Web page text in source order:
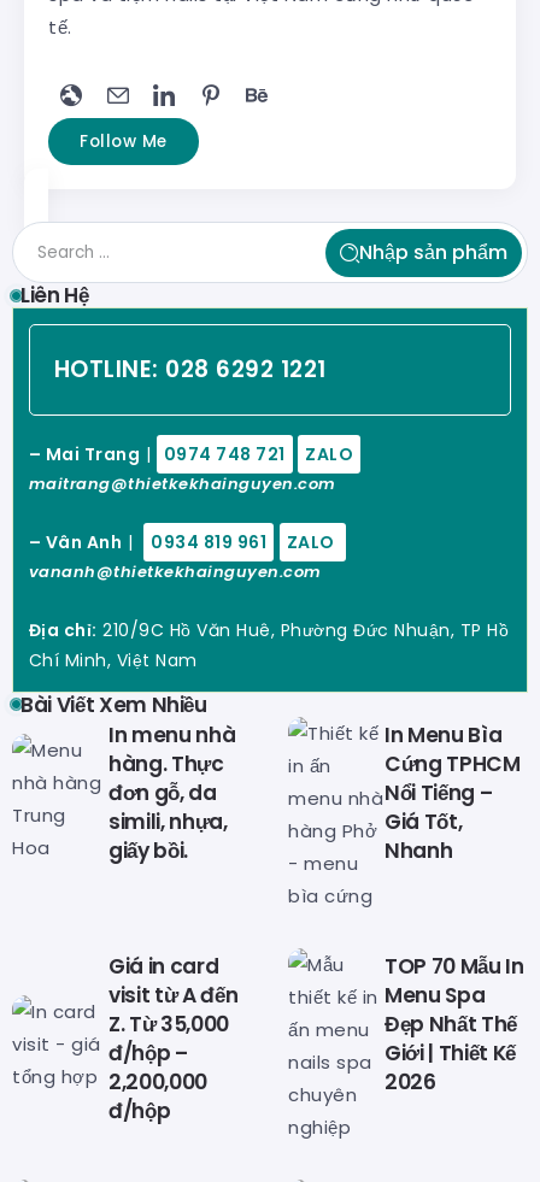
tế.
Follow Me
Nhập sản phẩm
Liên Hệ
HOTLINE: 028 6292 1221
– Mai Trang | 0974 748 721 ZALO
maitrang@thietkekhainguyen.com
– Vân Anh | 0934 819 961 ZALO
vananh@thietkekhainguyen.com
Địa chỉ: 210/9C Hồ Văn Huê, Phường Đức Nhuận, TP Hồ
Chí Minh, Việt Nam
Bài Viết Xem Nhiều
In menu nhà
hàng. Thực
đơn gỗ, da
simili, nhựa,
giấy bồi.
In Menu Bìa
Cứng TPHCM
Nổi Tiếng –
Giá Tốt,
Nhanh
Giá in card
visit từ A đến
Z. Từ 35,000
đ/hộp –
2,200,000
đ/hộp
TOP 70 Mẫu In
Menu Spa
Đẹp Nhất Thế
Giới | Thiết Kế
2026